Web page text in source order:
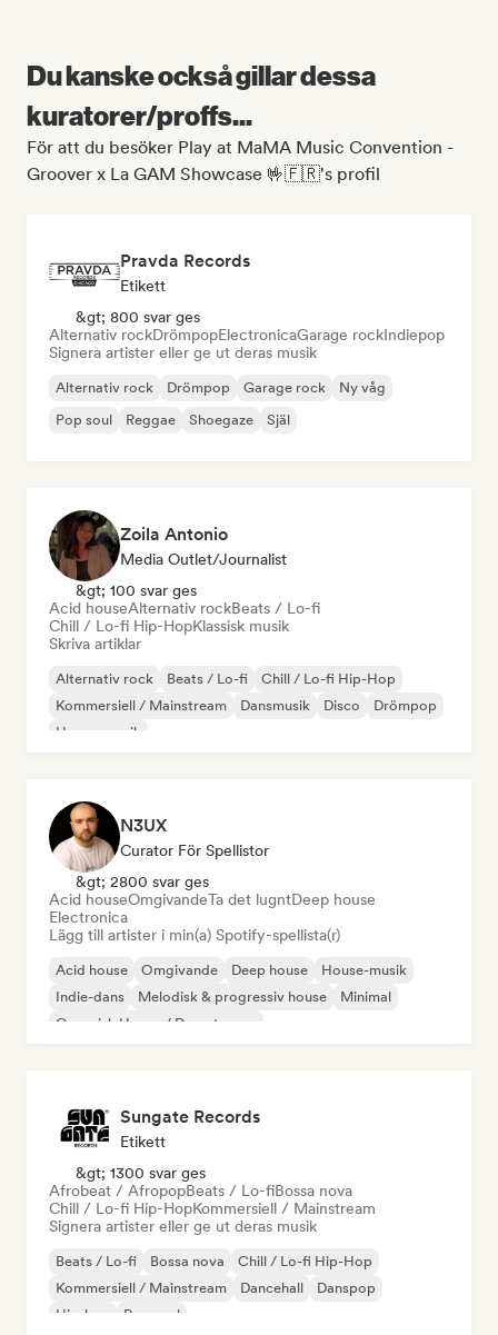
Du kanske också gillar dessa
kuratorer/proffs...
För att du besöker Play at MaMA Music Convention -
Groover x La GAM Showcase 🤟🇫🇷's profil
Pravda Records
Etikett
&gt; 800 svar ges
Alternativ rockDrömpopElectronicaGarage rockIndiepop
Signera artister eller ge ut deras musik
Alternativ rock Drömpop Garage rock
Ny våg
Pop soul
Reggae Shoegaze Själ
Zoila Antonio
Media Outlet/Journalist
&gt; 100 svar ges
Acid houseAlternativ rockBeats / Lo-fi
Chill / Lo-fi Hip-HopKlassisk musik
Skriva artiklar
Alternativ rock Beats / Lo-fi
Chill / Lo-fi Hip-Hop
Kommersiell / Mainstream
Dansmusik Disco
Drömpop
House-musik
N3UX
Curator För Spellistor
&gt; 2800 svar ges
Acid houseOmgivandeTa det lugntDeep house
Electronica
Lägg till artister i min(a) Spotify-spellista(r)
Acid house Omgivande Deep house
House-musik
Indie-dans
Melodisk & progressiv house
Minimal
Organisk House / Downtempo
Sungate Records
Etikett
&gt; 1300 svar ges
Afrobeat / AfropopBeats / Lo-fiBossa nova
Chill / Lo-fi Hip-HopKommersiell / Mainstream
Signera artister eller ge ut deras musik
Beats / Lo-fi Bossa nova
Chill / Lo-fi Hip-Hop
Kommersiell / Mainstream
Dancehall
Danspop
Hip-hop
Pop soul